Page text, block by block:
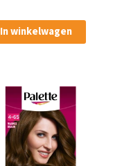
In winkelwagen